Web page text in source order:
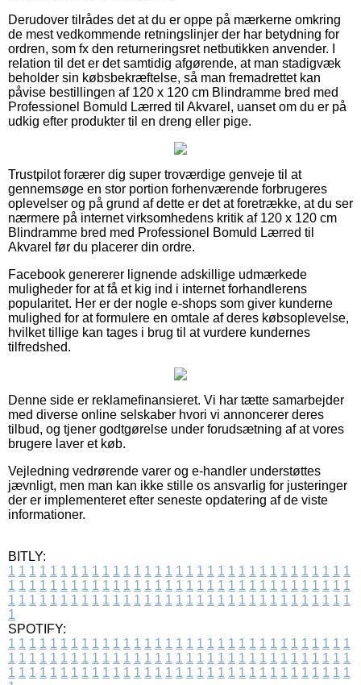
Derudover tilrådes det at du er oppe på mærkerne omkring
de mest vedkommende retningslinjer der har betydning for
ordren, som fx den returneringsret netbutikken anvender. I
relation til det er det samtidig afgørende, at man stadigvæk
beholder sin købsbekræftelse, så man fremadrettet kan
påvise bestillingen af 120 x 120 cm Blindramme bred med
Professionel Bomuld Lærred til Akvarel, uanset om du er på
udkig efter produkter til en dreng eller pige.
Trustpilot forærer dig super troværdige genveje til at
gennemsøge en stor portion forhenværende forbrugeres
oplevelser og på grund af dette er det at foretrække, at du ser
nærmere på internet virksomhedens kritik af 120 x 120 cm
Blindramme bred med Professionel Bomuld Lærred til
Akvarel før du placerer din ordre.
Facebook genererer lignende adskillige udmærkede
muligheder for at få et kig ind i internet forhandlerens
popularitet. Her er der nogle e-shops som giver kunderne
mulighed for at formulere en omtale af deres købsoplevelse,
hvilket tillige kan tages i brug til at vurdere kundernes
tilfredshed.
Denne side er reklamefinansieret. Vi har tætte samarbejder
med diverse online selskaber hvori vi annoncerer deres
tilbud, og tjener godtgørelse under forudsætning af at vores
brugere laver et køb.
Vejledning vedrørende varer og e-handler understøttes
jævnligt, men man kan ikke stille os ansvarlig for justeringer
der er implementeret efter seneste opdatering af de viste
informationer.
BITLY:
1 1 1 1 1 1 1 1 1 1 1 1 1 1 1 1 1 1 1 1 1 1 1 1 1 1 1 1 1 1 1 1 1
1 1 1 1 1 1 1 1 1 1 1 1 1 1 1 1 1 1 1 1 1 1 1 1 1 1 1 1 1 1 1 1 1
1 1 1 1 1 1 1 1 1 1 1 1 1 1 1 1 1 1 1 1 1 1 1 1 1 1 1 1 1 1 1 1 1
1
SPOTIFY:
1 1 1 1 1 1 1 1 1 1 1 1 1 1 1 1 1 1 1 1 1 1 1 1 1 1 1 1 1 1 1 1 1
1 1 1 1 1 1 1 1 1 1 1 1 1 1 1 1 1 1 1 1 1 1 1 1 1 1 1 1 1 1 1 1 1
1 1 1 1 1 1 1 1 1 1 1 1 1 1 1 1 1 1 1 1 1 1 1 1 1 1 1 1 1 1 1 1 1